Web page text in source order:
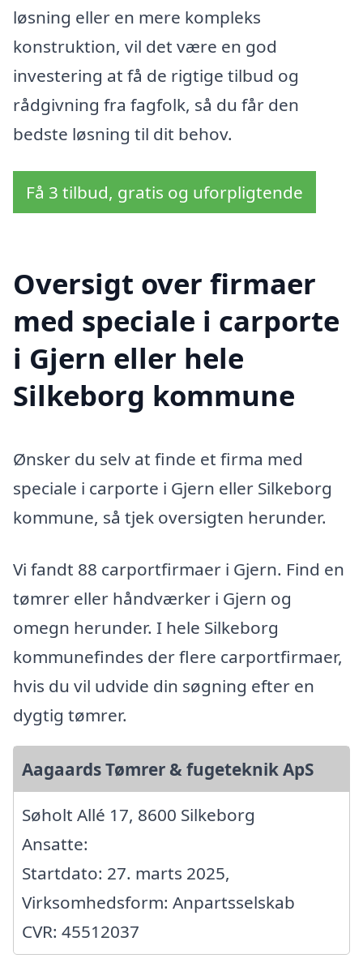
løsning eller en mere kompleks
konstruktion, vil det være en god
investering at få de rigtige tilbud og
rådgivning fra fagfolk, så du får den
bedste løsning til dit behov.
Få 3 tilbud, gratis og uforpligtende
Oversigt over firmaer
med speciale i carporte
i Gjern eller hele
Silkeborg kommune
Ønsker du selv at finde et firma med
speciale i carporte i Gjern eller Silkeborg
kommune, så tjek oversigten herunder.
Vi fandt 88 carportfirmaer i Gjern. Find en
tømrer eller håndværker i Gjern og
omegn herunder. I hele Silkeborg
kommunefindes der flere carportfirmaer,
hvis du vil udvide din søgning efter en
dygtig tømrer.
Aagaards Tømrer & fugeteknik ApS
Søholt Allé 17, 8600 Silkeborg
Ansatte:
Startdato: 27. marts 2025,
Virksomhedsform: Anpartsselskab
CVR: 45512037